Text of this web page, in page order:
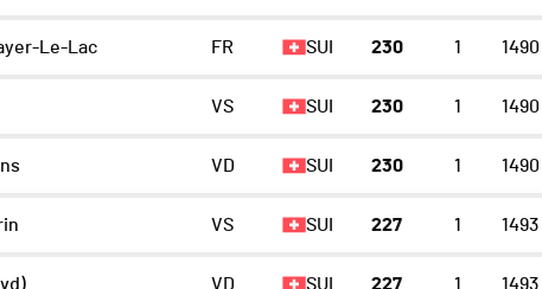
Le-Lac FR SUI 230 1 1490
VS SUI 230 1 1490
VD SUI 230 1 1490
VS SUI 227 1 1493
VD SUI 227 1 1493